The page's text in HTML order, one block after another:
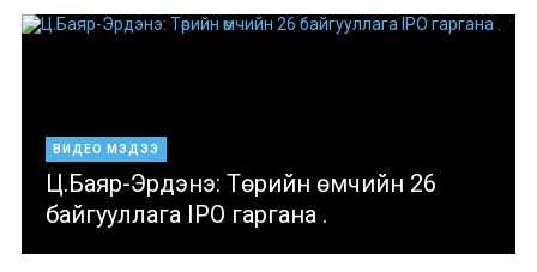
ВИДЕО МЭДЭЭ
Ц.Баяр-Эрдэнэ: Төрийн өмчийн 26
байгууллага IPO гаргана .